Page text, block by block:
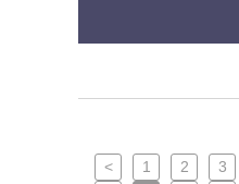
< 1 2 3